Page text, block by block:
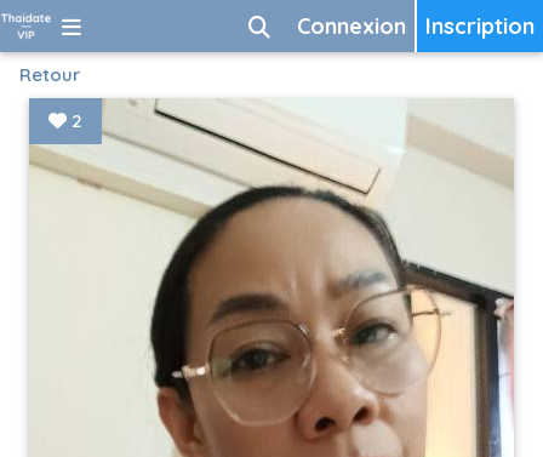
Inscription
Connexion
Retour
2